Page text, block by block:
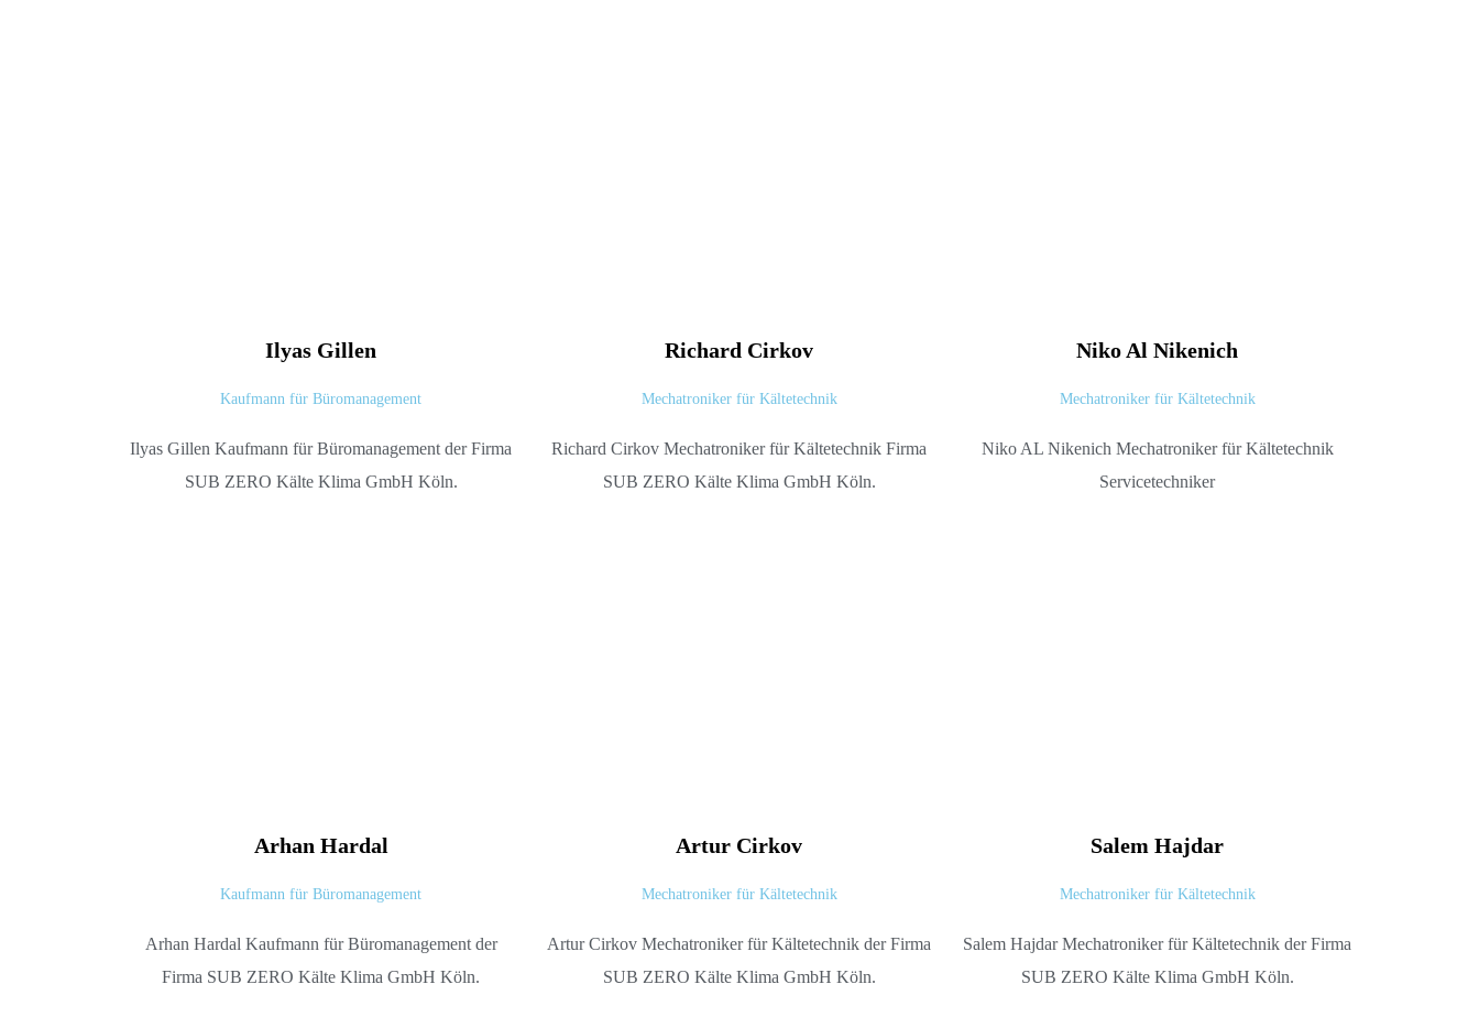
Ilyas Gillen
Kaufmann für Büromanagement
Ilyas Gillen Kaufmann für Büromanagement der Firma
SUB ZERO Kälte Klima GmbH Köln.
Richard Cirkov
Mechatroniker für Kältetechnik
Richard Cirkov Mechatroniker für Kältetechnik Firma
SUB ZERO Kälte Klima GmbH Köln.
Niko AlNikenich
Mechatroniker für Kältetechnik
Niko AL Nikenich Mechatroniker für Kältetechnik
Servicetechniker
Arhan Hardal
Kaufmann für Büromanagement
Arhan Hardal Kaufmann für Büromanagement der
Firma SUB ZERO Kälte Klima GmbH Köln.
Artur Cirkov
Mechatroniker für Kältetechnik
Artur Cirkov Mechatroniker für Kältetechnik der Firma
SUB ZERO Kälte Klima GmbH Köln.
Salem Hajdar
Mechatroniker für Kältetechnik
Salem Hajdar Mechatroniker für Kältetechnik der Firma
SUB ZERO Kälte Klima GmbH Köln.